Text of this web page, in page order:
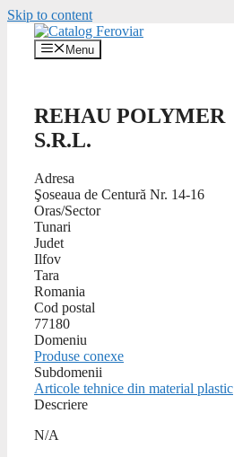
Skip to content
Menu
REHAU POLYMER
S.R.L.
Adresa
Şoseaua de Centură Nr. 14-16
Oras/Sector
Tunari
Judet
Ilfov
Tara
Romania
Cod postal
77180
Domeniu
Produse conexe
Subdomenii
Articole tehnice din material plastic
Descriere
N/A